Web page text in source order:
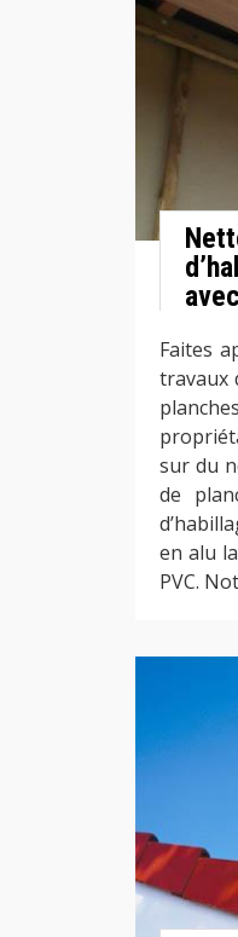
Faites
travaux
sur du
de
en alu
PVC.